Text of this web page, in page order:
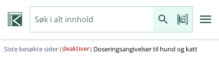
Siste besøkte sider (deaktiver) Doseringsangivelser til hund og katt